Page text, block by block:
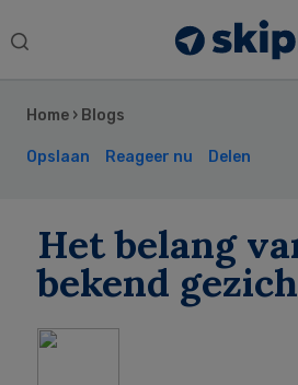
Search
Home › Blogs
Opslaan Reageer nu Delen
Het belang
bekend
Sidebar